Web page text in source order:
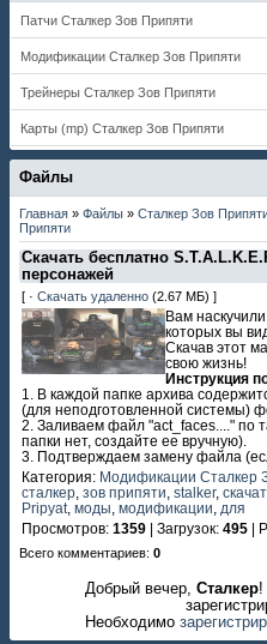
Патчи Сталкер Зов Припяти
Модификации Сталкер Зов Припяти
Трейнеры Сталкер Зов Припяти
Карты (mp) Сталкер Зов Припяти
Файлы
Главная » Файлы » Сталкер Зов
Припяти
Скачать бесплатно
персонажей
[ · Скачать удаленно (2.67 МБ) ]
Вам
которых вы
Скачав этот
свою жизнь!
Инструкция
1. В каждой папке архива
(для неподготовленной системы)
2. Заливаем файл "act_faces...." по
папки нет, создайте ее вручную).
3. Подтверждаем замену файла
Категория: Модификации Сталкер
сталкер зов припяти stalker,
Pripyat моды модификации
для
Просмотров: 1359 | Загрузок: 495 |
Всего комментариев: 0
Добрый вечер,Сталкер!
Необходимо